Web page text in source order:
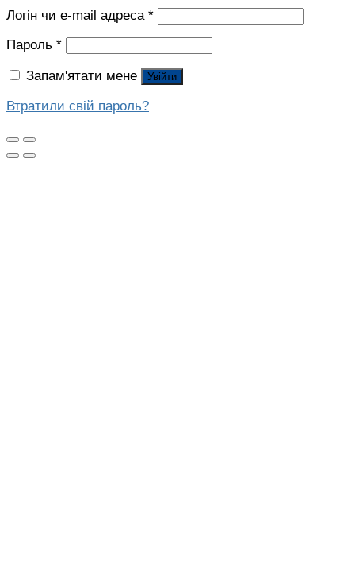
Логін чи e-mail адреса *
Пароль *
Запам'ятати мене Увійти
Втратили свій пароль?